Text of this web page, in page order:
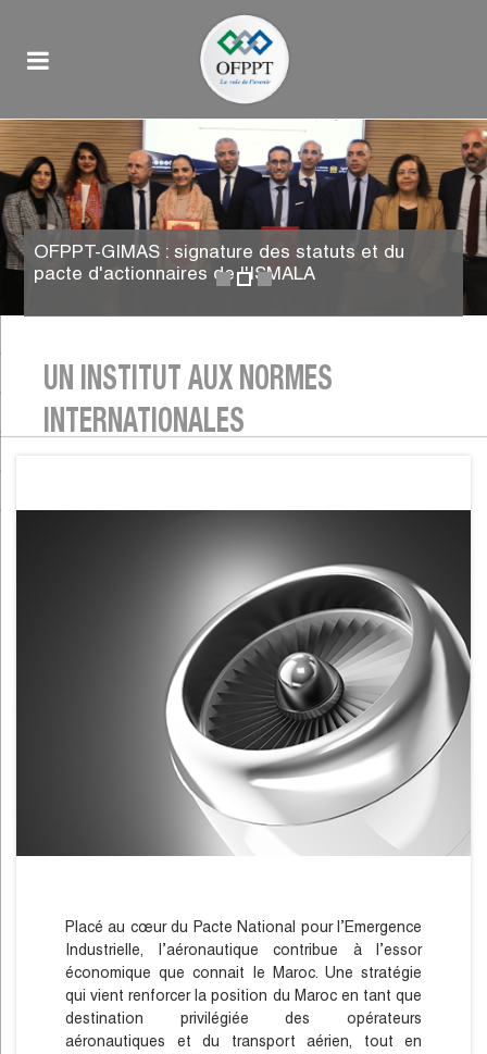
OFPPT-GIMAS : signature des statuts et du
pacte d'actionnaires de l'ISMALA
UN INSTITUT AUX NORMES
INTERNATIONALES
Placé au cœur du Pacte National pour l’Emergence
Industrielle, l’aéronautique contribue à l’essor
économique que connait le Maroc. Une stratégie
qui vient renforcer la position du Maroc en tant que
destination privilégiée des opérateurs
aéronautiques et du transport aérien, tout en